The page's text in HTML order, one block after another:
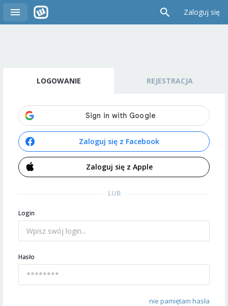
Zaloguj się
LOGOWANIE REJESTRACJA
Zaloguj się z Facebook
Zaloguj się z Apple
LUB
Login
Hasło
nie pamiętam hasła